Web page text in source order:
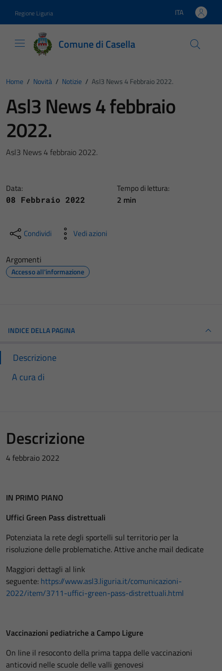
Regione Liguria Lingua attiva:
ITA
Comune di Casella
Home / Novità / Notizie / Asl3 News 4 Febbraio 2022.
Asl3 News 4 febbraio
2022.
Asl3 News 4 febbraio 2022.
Data:
08 Febbraio 2022
Tempo di lettura:
2 min
Condividi Vedi azioni
Argomenti
Accesso all'informazione
INDICE DELLA PAGINA
Descrizione
A cura di
Descrizione
4 febbraio 2022
IN PRIMO PIANO
Uffici Green Pass distrettuali
Potenziata la rete degli sportelli sul territorio per la
risoluzione delle problematiche. Attive anche mail dedicate
Maggiori dettagli al link
seguente: https://www.asl3.liguria.it/comunicazioni-
2022/item/3711-uffici-green-pass-distrettuali.html
Vaccinazioni pediatriche a Campo Ligure
On line il resoconto della prima tappa delle vaccinazioni
anticovid nelle scuole delle valli genovesi